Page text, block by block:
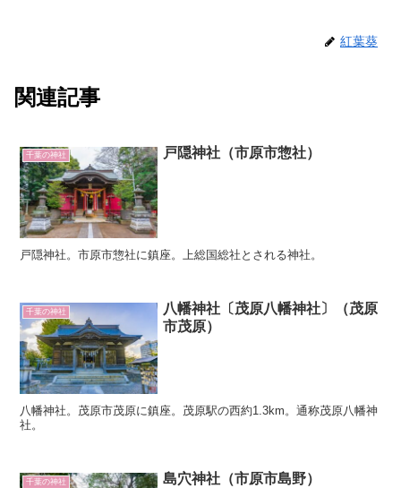
紅葉葵
関連記事
千葉の神社 戸隠神社（市原市惣社）
戸隠神社。市原市惣社に鎮座。上総国総社とされる神社。
千葉の神社
八幡神社〔茂原八幡神社〕（茂原
市茂原）
八幡神社。茂原市茂原に鎮座。茂原駅の西約1.3km。通称茂原八幡神
社。
千葉の神社 島穴神社（市原市島野）